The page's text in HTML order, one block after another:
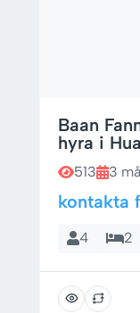
Baan
hyra i
513 3
kontakta
4 2